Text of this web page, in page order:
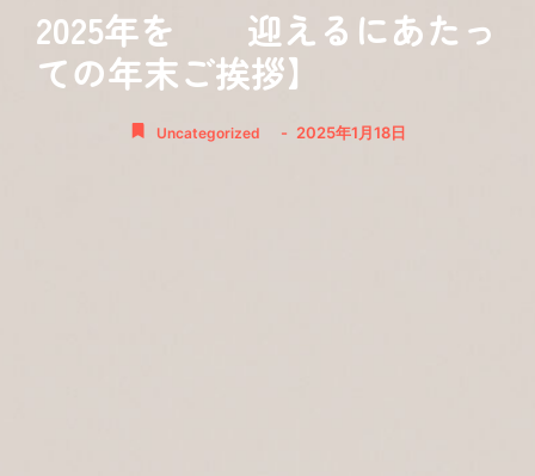
2025年を 迎えるにあたっ
ての年末ご挨拶】
Uncategorized - 2025年1月18日